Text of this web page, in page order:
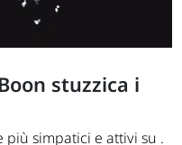
stuzzica i
simpatici e attivi su .